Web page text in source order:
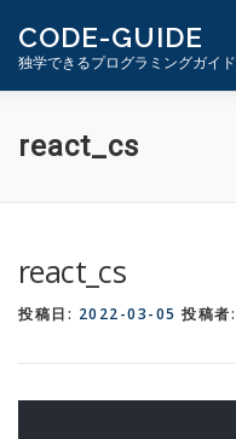
ン
CODE-GUIDE
独学できるプログラミングガイド
１分動画とテキスト
react_cs
react_cs
投稿日: 2022-03-05 投稿者: